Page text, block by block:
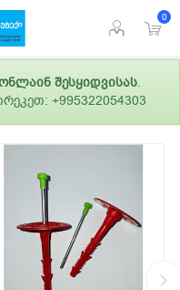
0
შესყიდვისას.
+995322054303